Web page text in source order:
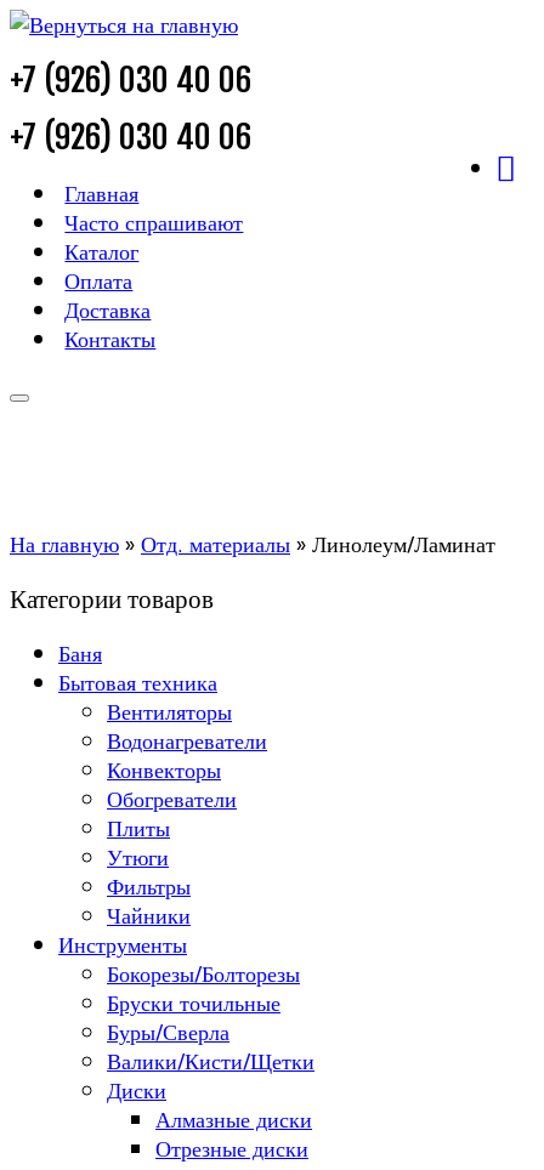
+7 (926) 030 40 06
+7 (926) 030 40 06
Главная
Часто спрашивают
Каталог
Оплата
Доставка
Контакты
На главную»Отд. материалы»Линолеум/Ламинат
Категории товаров
Баня
Бытовая техника
Вентиляторы
Водонагреватели
Конвекторы
Обогреватели
Плиты
Утюги
Фильтры
Чайники
Инструменты
Бокорезы/Болторезы
Бруски точильные
Буры/Сверла
Валики/Кисти/Щетки
Диски
Алмазные диски
Отрезные диски